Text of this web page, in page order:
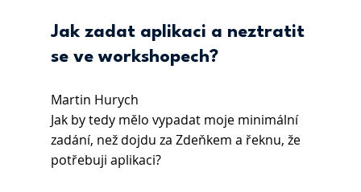
Jak zadat aplikaci a neztratit
se ve workshopech?
Martin Hurych
Jak by tedy mělo vypadat moje minimální
zadání, než dojdu za Zdeňkem a řeknu, že
potřebuji aplikaci?